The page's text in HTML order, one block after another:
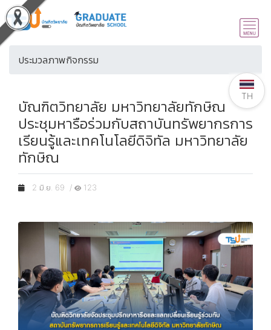
ประมวลภาพกิจกรรม
บัณฑิตวิทยาลัย มหาวิทยาลัยทักษิณ
ประชุมหารือร่วมกับสถาบันทรัพยากรการ
เรียนรู้และเทคโนโลยีดิจิทัล มหาวิทยาลัย
ทักษิณ
2 มิ.ย. 69 / 123
TH